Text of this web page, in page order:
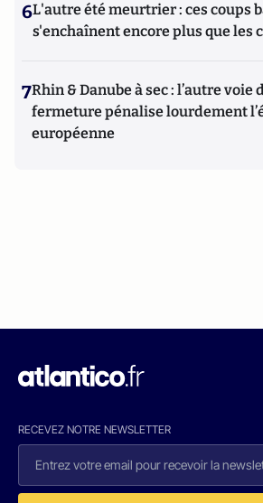
6L'autre été meurtrier : ces coups
s'enchaînent encore plus que les
7Rhin & Danube à sec : l’autre voie
fermeture pénalise lourdement
européenne
RECEVEZ NOTRE NEWSLETTER